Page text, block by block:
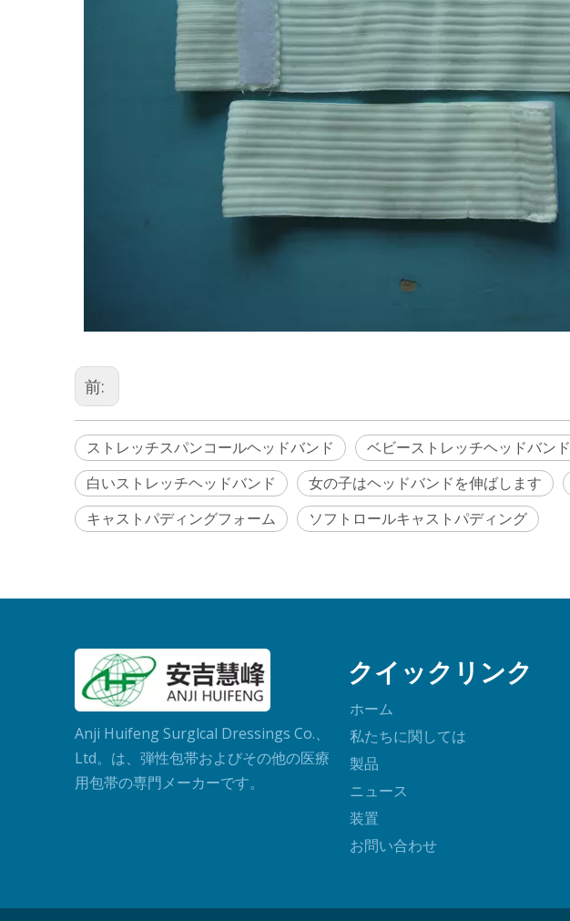
前:
ストレッチスパンコールヘッドバンド ベビーストレッチヘッドバンド
白いストレッチヘッドバンド
女の子はヘッドバンドを伸ばします
キャストパディングフォーム
ソフトロールキャストパディング
Anji Huifeng Surglcal Dressings Co.、
Ltd。は、弾性包帯およびその他の医療
用包帯の専門メーカーです。
クイックリンク
ホーム
私たちに関しては
製品
ニュース
装置
お問い合わせ